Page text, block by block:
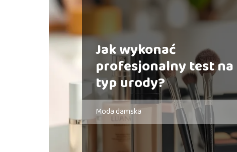
Jak wykonać
profesjonalny test na
typ urody?
Moda damska